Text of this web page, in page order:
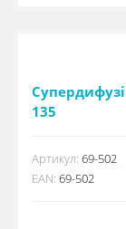
135
Артикул: 69-502
EAN: 69-502